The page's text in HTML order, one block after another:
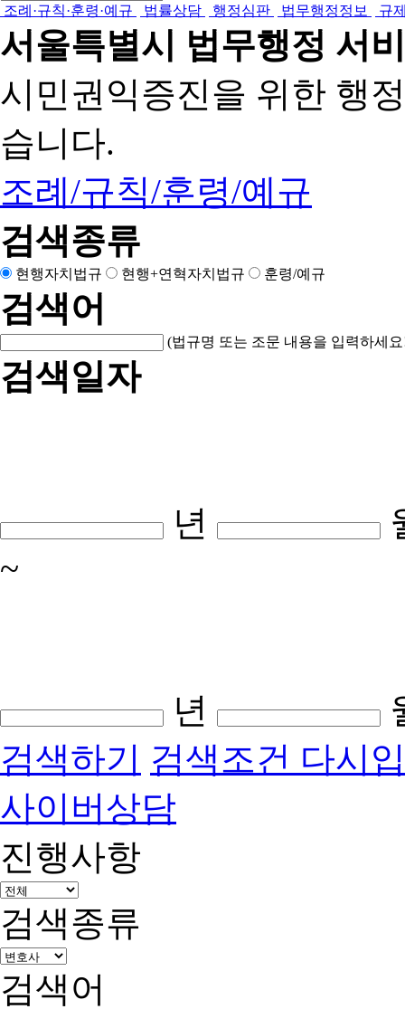
조례·규칙·훈령·예규 법률상담 행정심판 법무행정정보 규
서울특별시 법무행정 서
시민권익증진을 위한 행
습니다.
조례/규칙/훈령/예규
검색종류
현행자치법규 현행+연혁자치법규 훈령/예규
검색어
(법규명 또는 조문 내용을 입력하세
검색일자
년
~
년
검색하기 검색조건 다시
사이버상담
진행사항
검색종류
검색어